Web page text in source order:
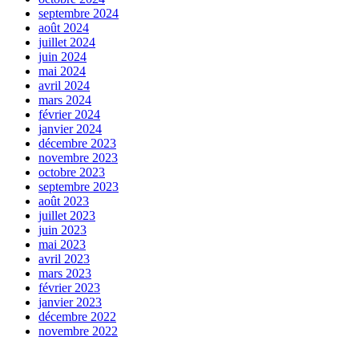
septembre 2024
août 2024
juillet 2024
juin 2024
mai 2024
avril 2024
mars 2024
février 2024
janvier 2024
décembre 2023
novembre 2023
octobre 2023
septembre 2023
août 2023
juillet 2023
juin 2023
mai 2023
avril 2023
mars 2023
février 2023
janvier 2023
décembre 2022
novembre 2022